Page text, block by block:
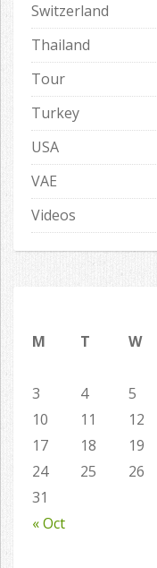
Switzerland
Thailand
Tour
Turkey
USA
VAE
Videos
M
T W
« Oct
3
4 5
10
11 12
17
18 19
24
25 26
31